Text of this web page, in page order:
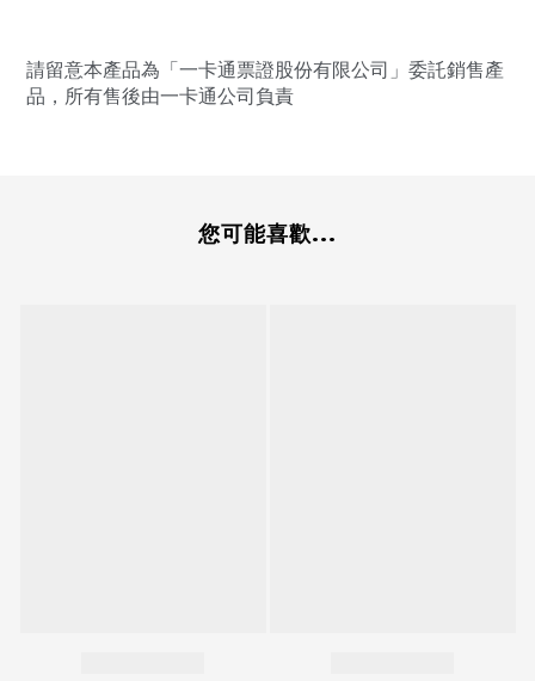
請留意本產品為「一卡通票證股份有限公司」委託銷售產
品，所有售後由一卡通公司負責
您可能喜歡...